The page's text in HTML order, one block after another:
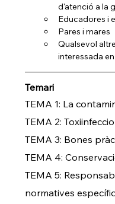
d'atenció a la
Educadores i
Pares i mares
Qualsevol
interessada
Temari
TEMA 1: La
TEMA 2:
TEMA 3: Bones
TEMA 4:
TEMA 5:
normatives